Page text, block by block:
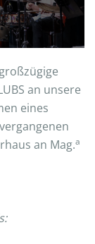
an unsere
eines
vergangenen
an Mag.a